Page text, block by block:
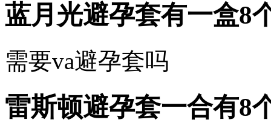
蓝月光避孕套有一盒8
需要va避孕套吗
雷斯顿避孕套一合有8